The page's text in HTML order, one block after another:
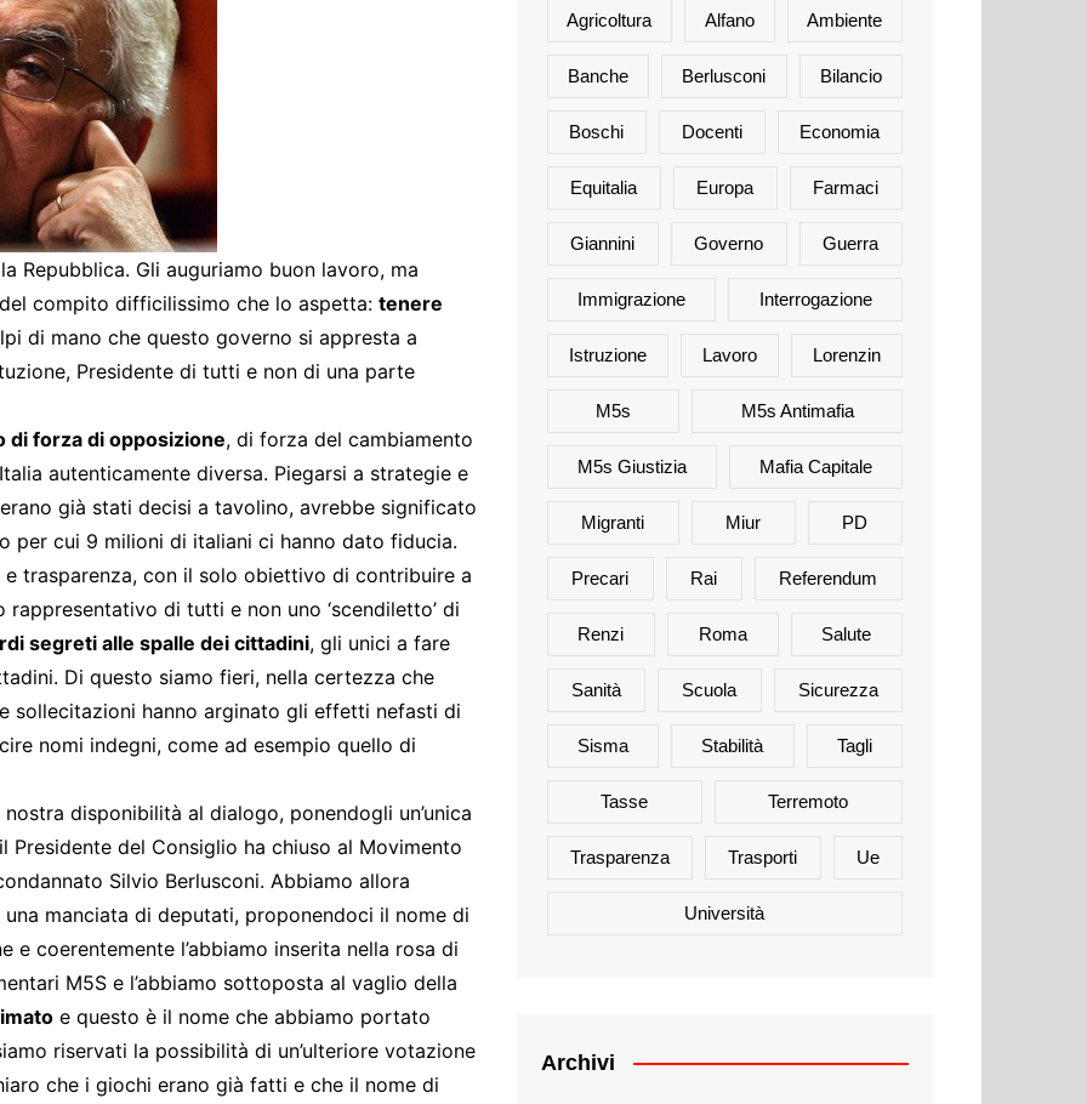
Repubblica. Gli auguriamo buon lavoro, ma
del compito difficilissimo che lo aspetta: tenere
di mano che questo governo si appresta a
Presidente di tutti e non di una parte
di forza di opposizione, di forza del cambiamento
autenticamente diversa. Piegarsi a strategie e
già stati decisi a tavolino, avrebbe significato
per cui 9 milioni di italiani ci hanno dato fiducia.
trasparenza, con il solo obiettivo di contribuire a
di tutti e non uno ‘scendiletto’ di
segreti alle spalle dei cittadini, gli unici a fare
Di questo siamo fieri, nella certezza che
sollecitazioni hanno arginato gli effetti nefasti di
nomi indegni, come ad esempio quello di
disponibilità al dialogo, ponendogli un’unica
del Consiglio ha chiuso al Movimento
Silvio Berlusconi. Abbiamo allora
manciata di deputati, proponendoci il nome di
coerentemente l’abbiamo inserita nella rosa di
M5S e l’abbiamo sottoposta al vaglio della
e questo è il nome che abbiamo portato
riservati la possibilità di un’ulteriore votazione
che i giochi erano già fatti e che il nome di
Agricoltura Alfano Ambiente
Banche Berlusconi Bilancio
Boschi Docenti Economia
Equitalia Europa Farmaci
Giannini Governo Guerra
Immigrazione Interrogazione
Istruzione Lavoro Lorenzin
M5s M5s Antimafia
M5s Giustizia Mafia Capitale
Migranti Miur PD
Precari Rai Referendum
Renzi Roma Salute
Sanità Scuola Sicurezza
Sisma Stabilità Tagli
Tasse Terremoto
Trasparenza Trasporti Ue
Università
Archivi